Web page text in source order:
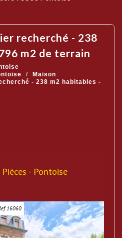
m2 de terrain
Maison
- 238 m2 habitables -
- Pontoise
16060